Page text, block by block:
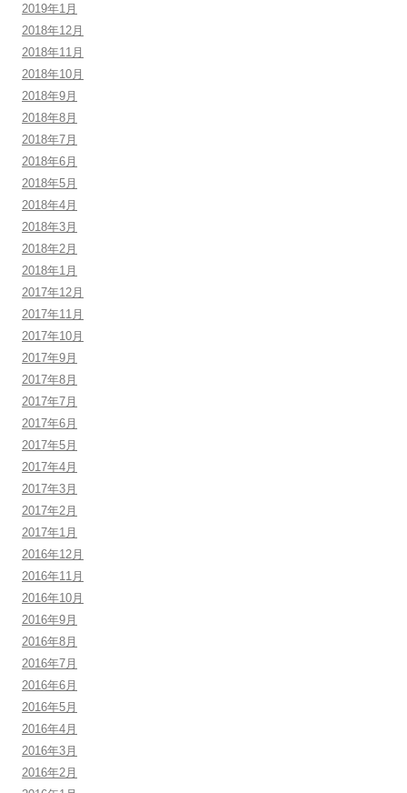
2019年1月
2018年12月
2018年11月
2018年10月
2018年9月
2018年8月
2018年7月
2018年6月
2018年5月
2018年4月
2018年3月
2018年2月
2018年1月
2017年12月
2017年11月
2017年10月
2017年9月
2017年8月
2017年7月
2017年6月
2017年5月
2017年4月
2017年3月
2017年2月
2017年1月
2016年12月
2016年11月
2016年10月
2016年9月
2016年8月
2016年7月
2016年6月
2016年5月
2016年4月
2016年3月
2016年2月